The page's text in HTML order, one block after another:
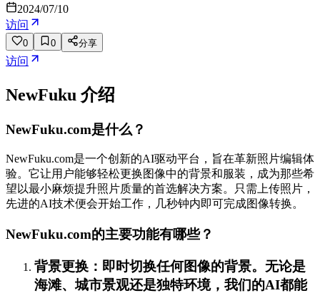
2024/07/10
访问
0 0 分享
访问
NewFuku 介绍
NewFuku.com是什么？
NewFuku.com是一个创新的AI驱动平台，旨在革新照片编辑体
验。它让用户能够轻松更换图像中的背景和服装，成为那些希
望以最小麻烦提升照片质量的首选解决方案。只需上传照片，
先进的AI技术便会开始工作，几秒钟内即可完成图像转换。
NewFuku.com的主要功能有哪些？
背景更换：即时切换任何图像的背景。无论是
海滩、城市景观还是独特环境，我们的AI都能